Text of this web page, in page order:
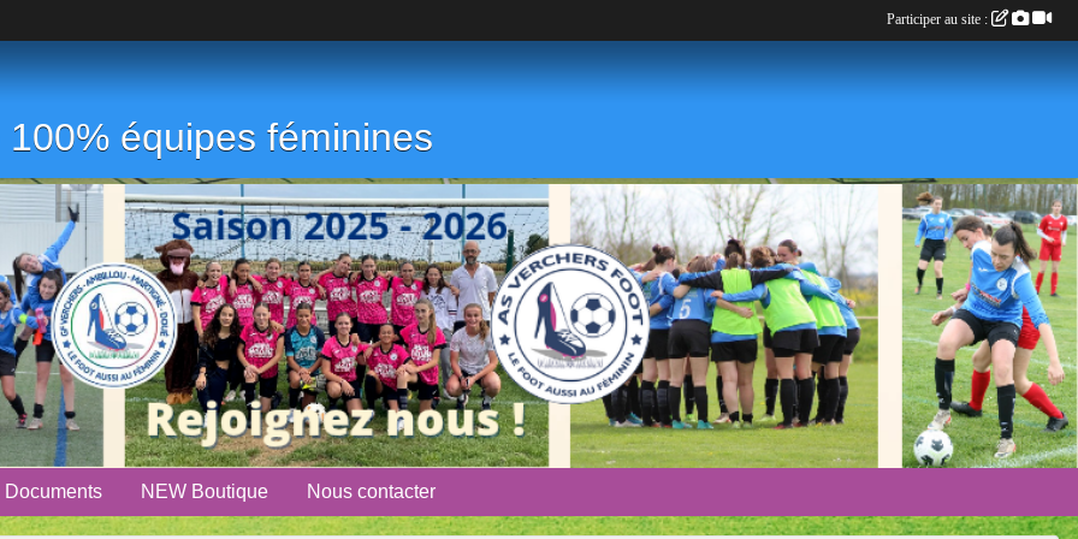
équipes féminines
Documents NEW Boutique Nous contacter
Participer au site :